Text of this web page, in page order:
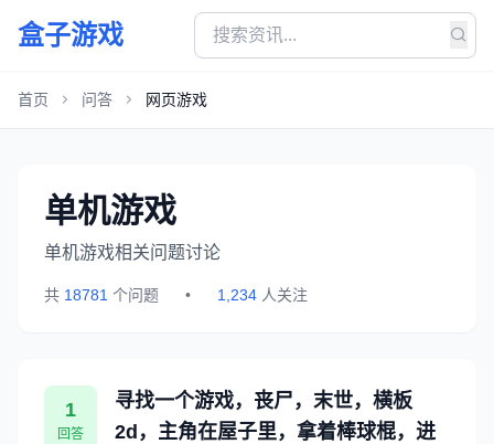
盒子游戏
首页 问答 网页游戏
单机游戏
单机游戏相关问题讨论
共 18781 个问题 • 1,234 人关注
1
回答
寻找一个游戏，丧尸，末世，横板
2d，主角在屋子里，拿着棒球棍，进